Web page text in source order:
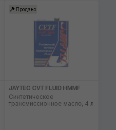
Продано
JAYTEC CVT FLUID HMMF
Синтетическое
трансмиссионное масло, 4 л